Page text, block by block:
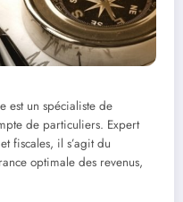
est un spécialiste de
de particuliers. Expert
fiscales, il s’agit du
optimale des revenus,